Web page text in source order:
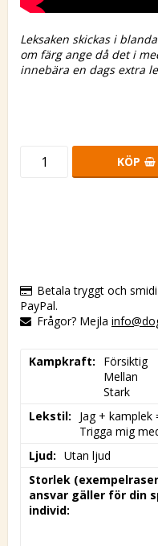
Leksaken skickas i
om färg ange då det i
innebära en dags extra
KÖP
Betala tryggt och
PayPal.
Frågor? Mejla
Kampkraft
Försiktig
Mellan
Stark
Lekstil
Jag + kamplek
Trigga mig
Ljud
Utan ljud
Storlek
ansvar gäller för din
individ